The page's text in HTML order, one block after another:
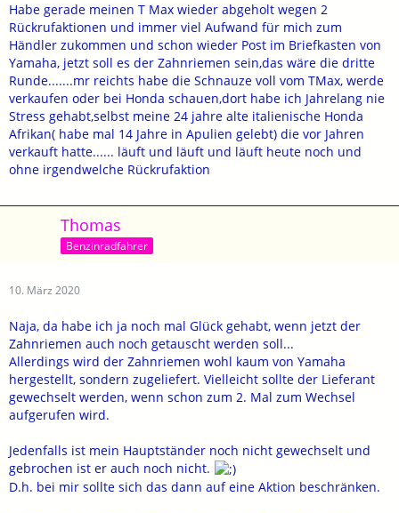
Habe gerade meinen T Max wieder abgeholt wegen 2
Rückrufaktionen und immer viel Aufwand für mich zum
Händler zukommen und schon wieder Post im Briefkasten von
Yamaha, jetzt soll es der Zahnriemen sein,das wäre die dritte
Runde.......mr reichts habe die Schnauze voll vom TMax, werde
verkaufen oder bei Honda schauen,dort habe ich Jahrelang nie
Stress gehabt,selbst meine 24 jahre alte italienische Honda
Afrikan( habe mal 14 Jahre in Apulien gelebt) die vor Jahren
verkauft hatte...... läuft und läuft und läuft heute noch und
ohne irgendwelche Rückrufaktion
Thomas
Benzinradfahrer
10. März 2020
Naja, da habe ich ja noch mal Glück gehabt, wenn jetzt der
Zahnriemen auch noch getauscht werden soll...
Allerdings wird der Zahnriemen wohl kaum von Yamaha
hergestellt, sondern zugeliefert. Vielleicht sollte der Lieferant
gewechselt werden, wenn schon zum 2. Mal zum Wechsel
aufgerufen wird.
Jedenfalls ist mein Hauptständer noch nicht gewechselt und
gebrochen ist er auch noch nicht.
D.h. bei mir sollte sich das dann auf eine Aktion beschränken.